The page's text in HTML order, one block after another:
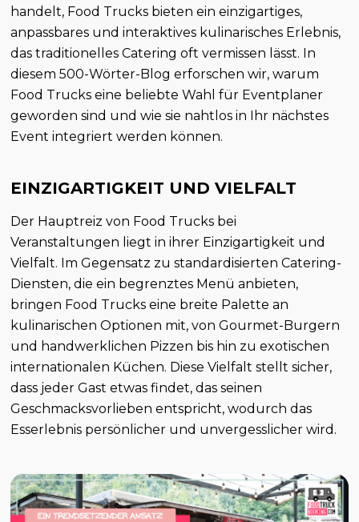
handelt, Food Trucks bieten ein einzigartiges,
anpassbares und interaktives kulinarisches Erlebnis,
das traditionelles Catering oft vermissen lässt. In
diesem 500-Wörter-Blog erforschen wir, warum
Food Trucks eine beliebte Wahl für Eventplaner
geworden sind und wie sie nahtlos in Ihr nächstes
Event integriert werden können.
EINZIGARTIGKEIT UND VIELFALT
Der Hauptreiz von Food Trucks bei
Veranstaltungen liegt in ihrer Einzigartigkeit und
Vielfalt. Im Gegensatz zu standardisierten Catering-
Diensten, die ein begrenztes Menü anbieten,
bringen Food Trucks eine breite Palette an
kulinarischen Optionen mit, von Gourmet-Burgern
und handwerklichen Pizzen bis hin zu exotischen
internationalen Küchen. Diese Vielfalt stellt sicher,
dass jeder Gast etwas findet, das seinen
Geschmacksvorlieben entspricht, wodurch das
Esserlebnis persönlicher und unvergesslicher wird.